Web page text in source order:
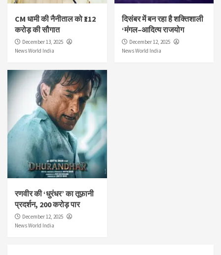
CM धामी की नैनीताल को ₹112
करोड़ की सौगात
December 13, 2025
News World India
दिसंबर में बन रहा है शक्तिशाली
‘मंगल–आदित्य राजयोग
December 12, 2025
News World India
रणवीर की ‘धुरंधर’ का तूफ़ानी
प्रदर्शन, 200 करोड़ पार
December 12, 2025
News World India